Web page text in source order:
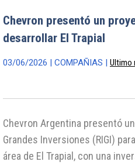
Chevron presentó un
desarrollar El Trapial
03/06/2026 | COMPAÑIAS | Ultimo
Chevron Argentina presentó
Grandes Inversiones (RIGI)
área de El Trapial, con una